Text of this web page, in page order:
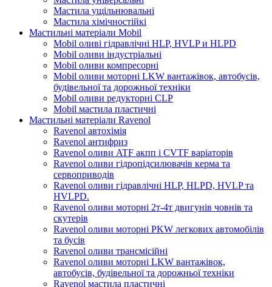
Мастила ущільнювальні
Мастила хімічностійкі
Мастильні матеріали Mobil
Mobil оливі гідравлічні HLP, HVLP и HLPD
Mobil оливи індустріальні
Mobil оливи компресорні
Mobil оливи моторні LKW вантажівок, автобусів,
будівельної та дорожньої техніки
Mobil оливи редукторні CLP
Mobil мастила пластичні
Мастильні матеріали Ravenol
Ravenol автохімія
Ravenol антифриз
Ravenol оливи ATF акпп і CVTF варіаторів
Ravenol оливи гідропідсилювачів керма та
сервоприводів
Ravenol оливи гідравлічні HLP, HLPD, HVLP та
HVLPD.
Ravenol оливи моторні 2т-4т двигунів човнів та
скутерів
Ravenol оливи моторні PKW легкових автомобілів
та бусів
Ravenol оливи трансмісійні
Ravenol оливи моторні LKW вантажівок,
автобусів, будівельної та дорожньої техніки
Ravenol мастила пластичні